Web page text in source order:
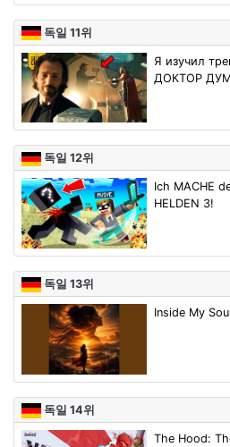
독일 11위
Я изучил
ДОКТОР ДУМ
독일 12위
Ich MACHE
HELDEN 3!
독일 13위
Inside My
독일 14위
The Hood: